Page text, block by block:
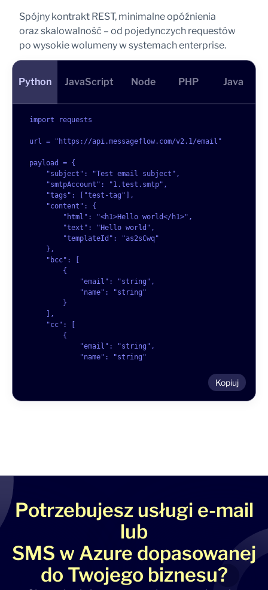
Spójny kontrakt REST, minimalne opóźnienia
oraz skalowalność – od pojedynczych requestów
po wysokie wolumeny w systemach enterprise.
Python JavaScript Node PHP Java
Kopiuj
import requests
url = "https://api.messageflow.com/v2.1/email"
payload = {
    "subject": "Test email subject",
    "smtpAccount": "1.test.smtp",
    "tags": ["test-tag"],
    "content": {
        "html": "<h1>Hello world</h1>",
        "text": "Hello world",
        "templateId": "as2sCwq"
    },
    "bcc": [
        {
            "email": "string",
            "name": "string"
        }
    ],
    "cc": [
        {
            "email": "string",
            "name": "string"
        "email": "string",
    "headers": { "X-TEST-HEADER": "val" },
        "hasNewsletter": False,
        "promos": {
                "name": "test40",
                "value": 300
            },
            "2": {
                "name": "test800",
Potrzebujesz usługi e-mail
lub
SMS w Azure dopasowanej
do Twojego biznesu?